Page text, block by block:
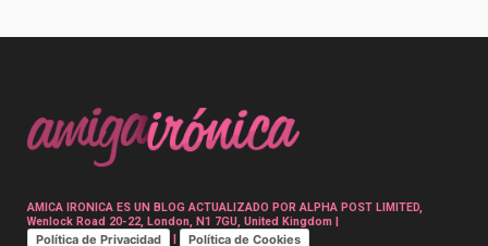
AMICA IRONICA ES UN BLOG ACTUALIZADO POR ALPHA POST LIMITED,
Wenlock Road 20-22, London, N1 7GU, United Kingdom |
Política de Privacidad Política de Cookies